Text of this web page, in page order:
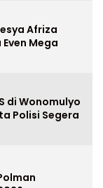
Afriza
Mega
di Wonomulyo
Polisi Segera